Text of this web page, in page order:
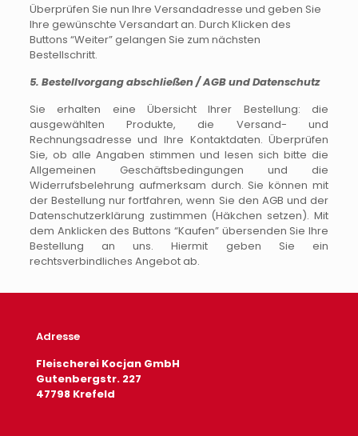
Überprüfen Sie nun Ihre Versandadresse und geben Sie
Ihre gewünschte Versandart an. Durch Klicken des
Buttons “Weiter” gelangen Sie zum nächsten
Bestellschritt.
5. Bestellvorgang abschließen / AGB und Datenschutz
Sie erhalten eine Übersicht Ihrer Bestellung: die
ausgewählten Produkte, die Versand- und
Rechnungsadresse und Ihre Kontaktdaten. Überprüfen
Sie, ob alle Angaben stimmen und lesen sich bitte die
Allgemeinen Geschäftsbedingungen und die
Widerrufsbelehrung aufmerksam durch. Sie können mit
der Bestellung nur fortfahren, wenn Sie den AGB und der
Datenschutzerklärung zustimmen (Häkchen setzen). Mit
dem Anklicken des Buttons “Kaufen” übersenden Sie Ihre
Bestellung an uns. Hiermit geben Sie ein
rechtsverbindliches Angebot ab.
Adresse
Fleischerei Kocjan GmbH
Gutenbergstr. 227
47798 Krefeld